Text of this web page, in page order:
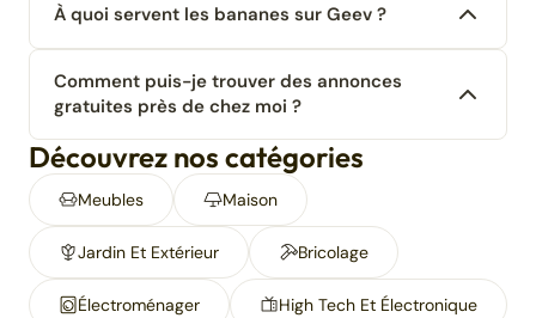
À quoi servent les bananes sur Geev ?
Comment puis-je trouver des annonces
gratuites près de chez moi ?
Découvrez nos catégories
Meubles Maison
Jardin Et Extérieur Bricolage
Électroménager High Tech Et Électronique